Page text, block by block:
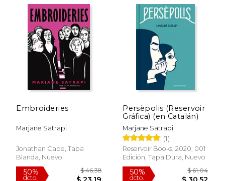
dcto. $ 27.86
50%
dcto. $
Embroideries
Marjane Satrapi
Jonathan Cape, Tapa
Blanda, Nuevo
Persèpolis (Reservoir
Gráfica) (en Catalán)
Marjane Satrapi
(1)
Reservoir Books, 2020, 001
Edición, Tapa Dura, Nuevo